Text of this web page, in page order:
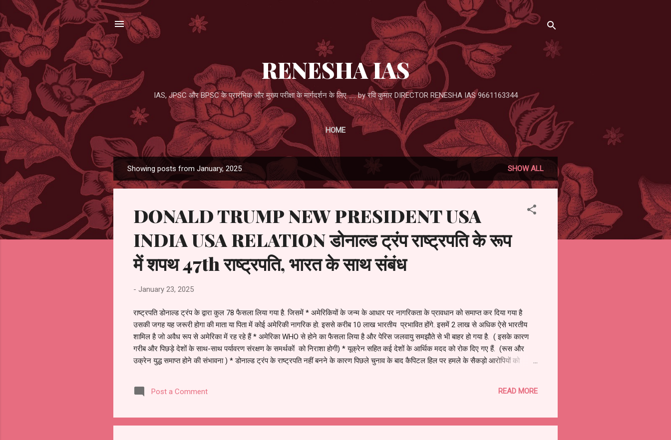
RENESHA IAS
IAS, JPSC और BPSC के प्रारंभिक और मुख्य परीक्षा के मार्गदर्शन के लिए ..... by रवि कुमार DIRECTOR RENESHA IAS 9661163344
HOME
o
Showing posts from January, 2025 SHOW ALL
DONALD TRUMP NEW PRESIDENT USA
INDIA USA RELATION डोनाल्ड ट्रंप राष्ट्रपति के रूप
में शपथ 47th राष्ट्रपति, भारत के साथ संबंध
- January 23, 2025
राष्ट्रपति डोनाल्ड ट्रंप के द्वारा कुल 78 फैसला लिया गया है. जिसमें * अमेरिकियों के जन्म के आधार पर नागरिकता के प्रावधान को समाप्त कर दिया गया है
उसकी जगह यह जरूरी होगा की माता या पिता में कोई अमेरिकी नागरिक हो. इससे करीब 10 लाख भारतीय प्रभावित होंगे. इसमें 2 लाख से अधिक ऐसे भारतीय
शामिल है जो अवैध रूप से अमेरिका में रह रहे हैं * अमेरिका WHO से होने का फैसला लिया है और पेरिस जलवायु समझौते से भी बाहर हो गया है. ( इसके कारण
गरीब और पिछड़े देशों के साथ-साथ पर्यावरण संरक्षण के समर्थकों को निराशा होगी) * यूक्रेन सहित कई देशों के आर्थिक मदद को रोक दिए गए हैं. (रूस और
उक्रेन युद्ध समाप्त होने की संभावना ) * डोनाल्ड ट्रंप के राष्ट्रपति नहीं बनने के कारण पिछले चुनाव के बाद कैपिटल हिल पर हमले के सैकड़ो आरोपियों को
Post a Comment READ MORE